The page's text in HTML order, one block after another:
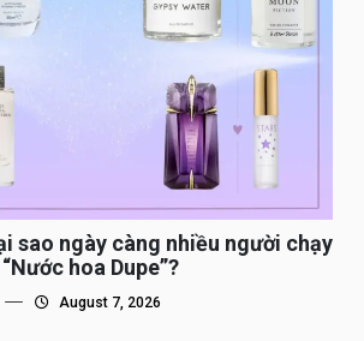
sao ngày càng nhiều người chạy
hoa Dupe”?
August 7, 2026